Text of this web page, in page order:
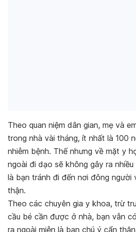
Theo quan niệm dân gian, mẹ và
trong nhà vài tháng, ít nhất là 100
nhiễm bệnh. Thế nhưng về mặt y
ngoài đi dạo sẽ không gây ra
là bạn tránh đi đến nơi đông người
thận.
Theo các chuyên gia y khoa, trừ
cầu bé cần được ở nhà, bạn vẫn
ra ngoài miễn là bạn chú ý cẩn